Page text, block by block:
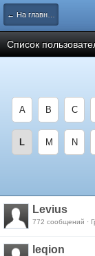
← На главную
Список
A B C
L M N
Levius
772 сообщений ·
leqion